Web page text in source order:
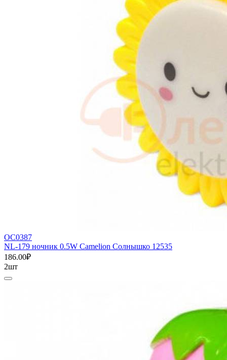
ОС0387
NL-179 ночник 0.5W Camelion Солнышко 12535
186.00₽
2шт